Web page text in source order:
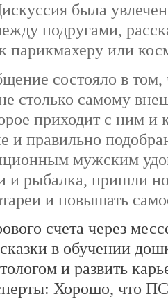
была
подругами,
парикмахеру или
состояло в
столько самому
приходит с ним и
и правильно
мужским
и рыбалка, пришли
и повышать
счета через
в обучении
и развить
Хорошо, что